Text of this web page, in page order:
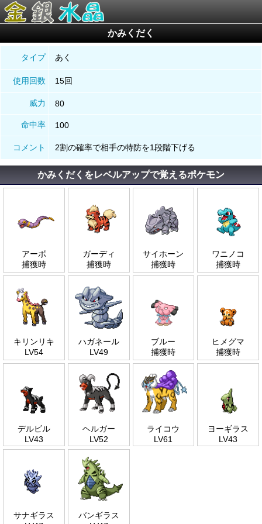
かみくだく
タイプ あく
使用回数 15回
威力 80
命中率 100
コメント 2割の確率で相手の特防を1段階下げる
かみくだくをレベルアップで覚えるポケモン
アーボ
捕獲時
ガーディ
捕獲時
サイホーン
捕獲時
ワニノコ
捕獲時
キリンリキ
LV54
ハガネール
LV49
ブルー
捕獲時
ヒメグマ
捕獲時
デルビル
LV43
ヘルガー
LV52
ライコウ
LV61
ヨーギラス
LV43
サナギラス
バンギラス